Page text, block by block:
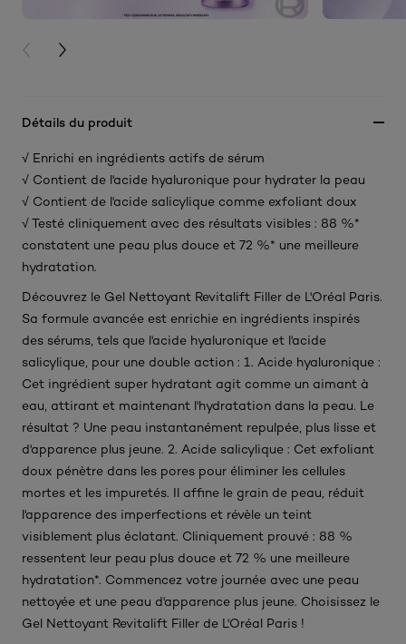
PREVIOUS CARD
NEXT CARD
Détails du produit
√ Enrichi en ingrédients actifs de sérum
√ Contient de l'acide hyaluronique pour hydrater la peau
√ Contient de l'acide salicylique comme exfoliant doux
√ Testé cliniquement avec des résultats visibles : 88 %*
constatent une peau plus douce et 72 %* une meilleure
hydratation.
Découvrez le Gel Nettoyant Revitalift Filler de L'Oréal Paris.
Sa formule avancée est enrichie en ingrédients inspirés
des sérums, tels que l'acide hyaluronique et l'acide
salicylique, pour une double action : 1. Acide hyaluronique :
Cet ingrédient super hydratant agit comme un aimant à
eau, attirant et maintenant l'hydratation dans la peau. Le
résultat ? Une peau instantanément repulpée, plus lisse et
d'apparence plus jeune. 2. Acide salicylique : Cet exfoliant
doux pénètre dans les pores pour éliminer les cellules
mortes et les impuretés. Il affine le grain de peau, réduit
l'apparence des imperfections et révèle un teint
visiblement plus éclatant. Cliniquement prouvé : 88 %
ressentent leur peau plus douce et 72 % une meilleure
hydratation*. Commencez votre journée avec une peau
nettoyée et une peau d'apparence plus jeune. Choisissez le
Gel Nettoyant Revitalift Filler de L'Oréal Paris !